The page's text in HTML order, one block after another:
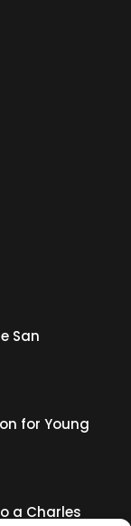
San
for Young
a Charles